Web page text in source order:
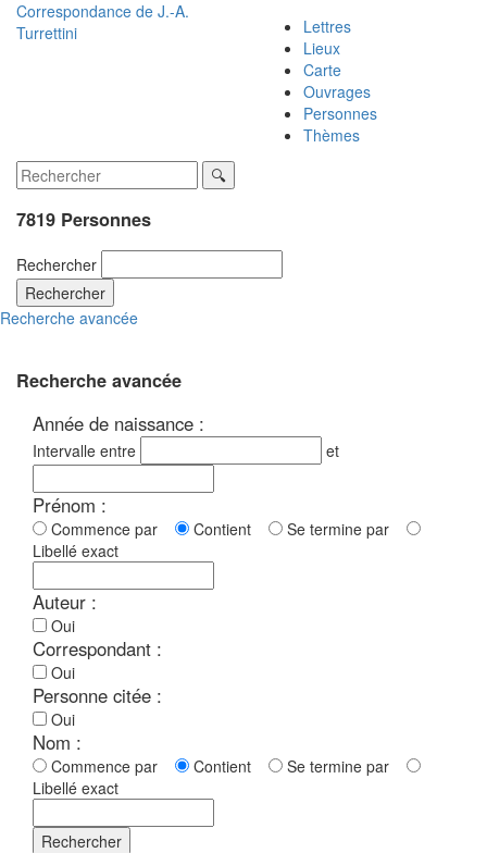
Correspondance de J.-A.
Turrettini
Lettres
Lieux
Carte
Ouvrages
Personnes
Thèmes
7819 Personnes
Rechercher
Rechercher
Recherche avancée
Recherche avancée
Année de naissance :
Intervalle entre et
Prénom :
Commence par Contient
Se termine par
Libellé exact
Auteur :
Oui
Correspondant :
Oui
Personne citée :
Oui
Nom :
Commence par Contient
Se termine par
Libellé exact
Rechercher